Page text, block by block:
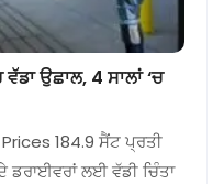
ਉਛਾਲ, 4 ਸਾਲਾਂ ‘ਚ
184.9 ਸੈਂਟ ਪ੍ਰਤੀ
ਲਈ ਵੱਡੀ ਚਿੰਤਾ